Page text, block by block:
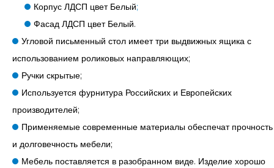
Корпус ЛДСП цвет Белый;
Фасад ЛДСП цвет Белый.
Угловой письменный стол имеет три выдвижных ящика с
использованием роликовых направляющих;
Ручки скрытые;
Используется фурнитура Российских и Европейских
производителей;
Применяемые современные материалы обеспечат прочность
и долговечность мебели;
Мебель поставляется в разобранном виде. Изделие хорошо